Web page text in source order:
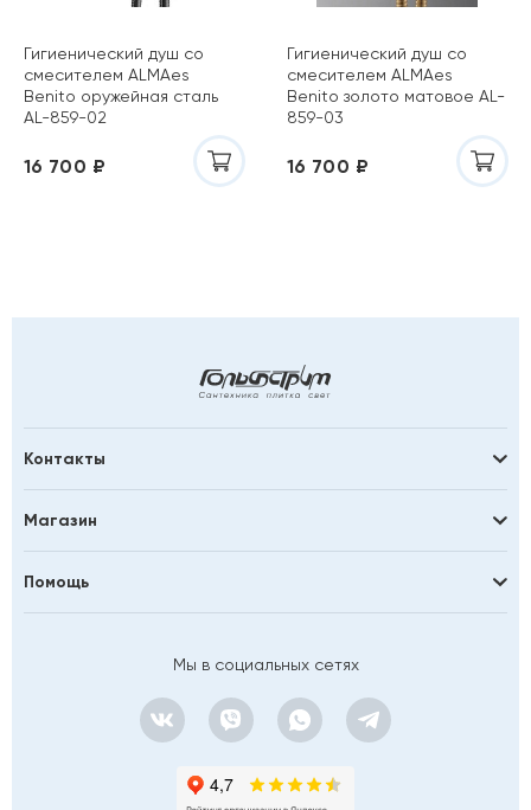
Гигиенический душ со
смесителем ALMAes
Benito оружейная сталь
AL-859-02
16 700 ₽
Гигиенический душ со
смесителем ALMAes
Benito золото матовое AL-
859-03
16 700 ₽
Контакты
Магазин
Помощь
Мы в социальных сетях